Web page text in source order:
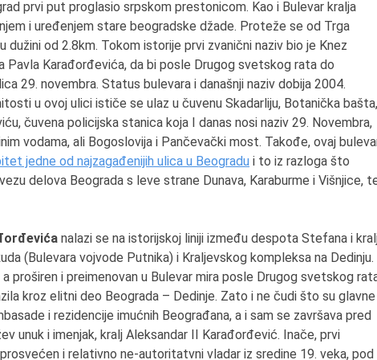
prvi put proglasio srpskom prestonicom. Kao i Bulevar kralja
i uređenjem stare beogradske džade. Proteže se od Trga
od 2.8km. Tokom istorije prvi zvanični naziv bio je Knez
Pavla Karađorđevića, da bi posle Drugog svetskog rata do
29. novembra. Status bulevara i današnji naziv dobija 2004.
u ovoj ulici ističe se ulaz u čuvenu Skadarliju, Botanička bašta,
čuvena policijska stanica koja I danas nosi naziv 29. Novembra,
vodama, ali Bogoslovija i Pančevački most. Takođe, ovaj
jedne od najzagađenijih ulica u Beogradu i to iz razloga što
delova Beograda s leve strane Dunava, Karaburme i Višnjice,
nalazi se na istorijskoj liniji između despota Stefana i
(Bulevara vojvode Putnika) i Kraljevskog kompleksa na Dedinju.
proširen i preimenovan u Bulevar mira posle Drugog svetskog
kroz elitni deo Beograda – Dedinje. Zato i ne čudi što su glavne
i rezidencije imućnih Beograđana, a i sam se završava pred
unuk i imenjak, kralj Aleksandar II Karađorđević. Inače, prvi
i relativno ne-autoritatvni vladar iz sredine 19. veka, pod